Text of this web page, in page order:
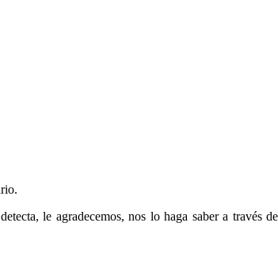
le agradecemos, nos lo haga saber a través